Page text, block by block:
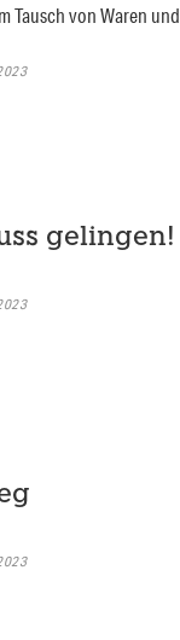
Tausch von Waren und
gelingen!